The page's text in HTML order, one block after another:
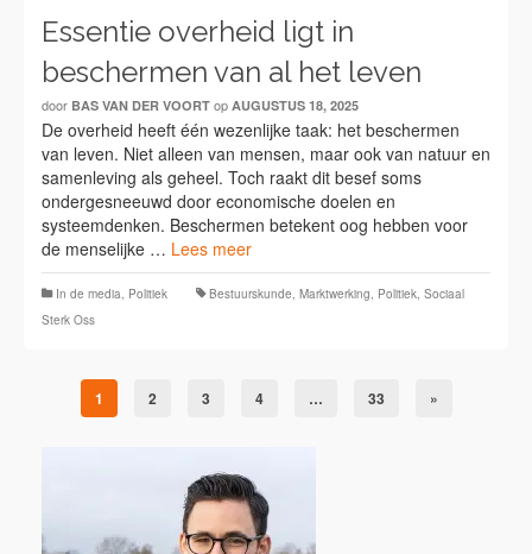
Essentie overheid ligt in
beschermen van al het leven
door BAS VAN DER VOORT op AUGUSTUS 18, 2025
De overheid heeft één wezenlijke taak: het beschermen
van leven. Niet alleen van mensen, maar ook van natuur en
samenleving als geheel. Toch raakt dit besef soms
ondergesneeuwd door economische doelen en
systeemdenken. Beschermen betekent oog hebben voor
de menselijke … Lees meer
In de media, Politiek Bestuurskunde, Marktwerking, Politiek, Sociaal
Sterk Oss
1 2 3 4 … 33 »